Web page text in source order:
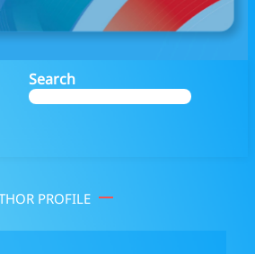
Search
PROFILE